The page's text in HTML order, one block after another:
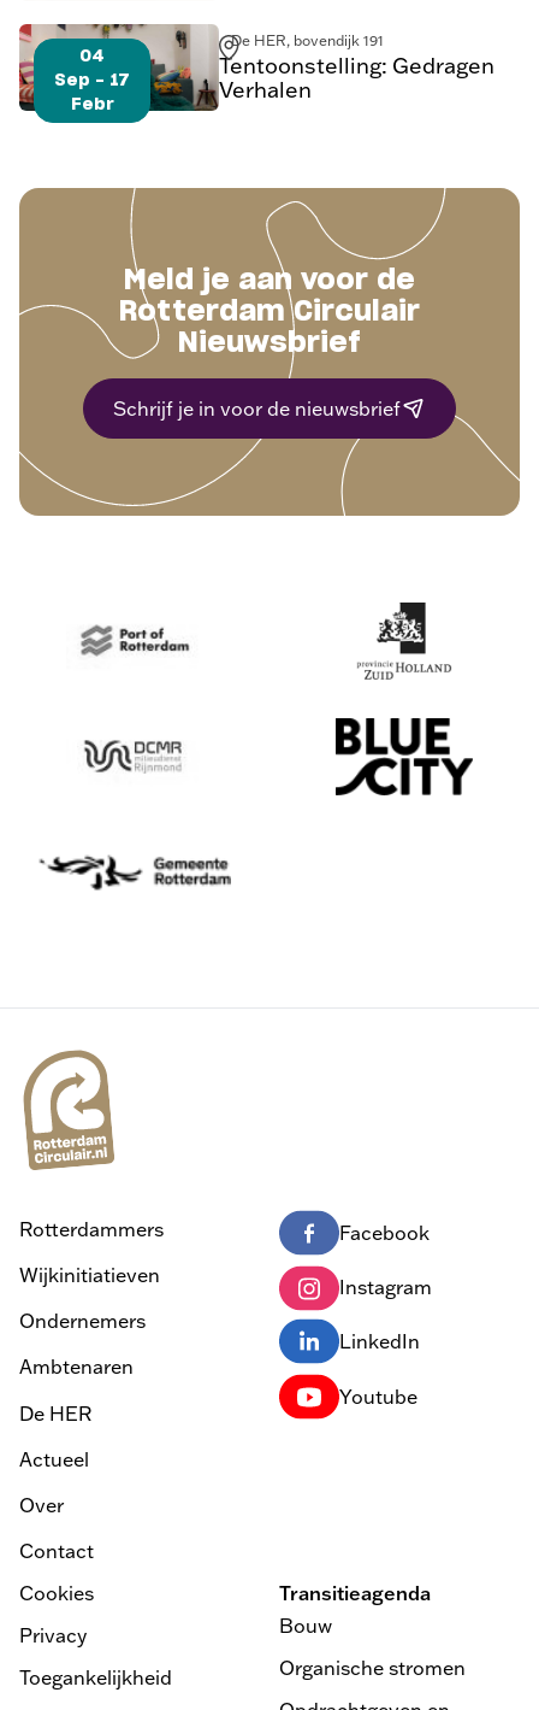
04
Sep - 17
Febr
De HER, bovendijk 191
Tentoonstelling: Gedragen
Verhalen
Meld je aan voor de
Rotterdam Circulair
Nieuwsbrief
Schrijf je in voor de nieuwsbrief
Rotterdammers
Wijkinitiatieven
Ondernemers
Ambtenaren
De HER
Actueel
Over
Contact
Facebook
Instagram
LinkedIn
Youtube
Cookies
Privacy
Toegankelijkheid
Transitieagenda
Bouw
Organische stromen